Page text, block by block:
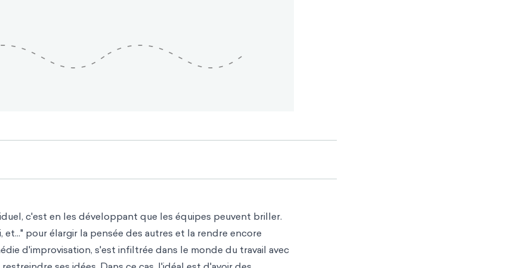
c'est en les développant que les équipes peuvent briller.
pour élargir la pensée des autres et la rendre encore
d'improvisation, s'est infiltrée dans le monde du travail avec